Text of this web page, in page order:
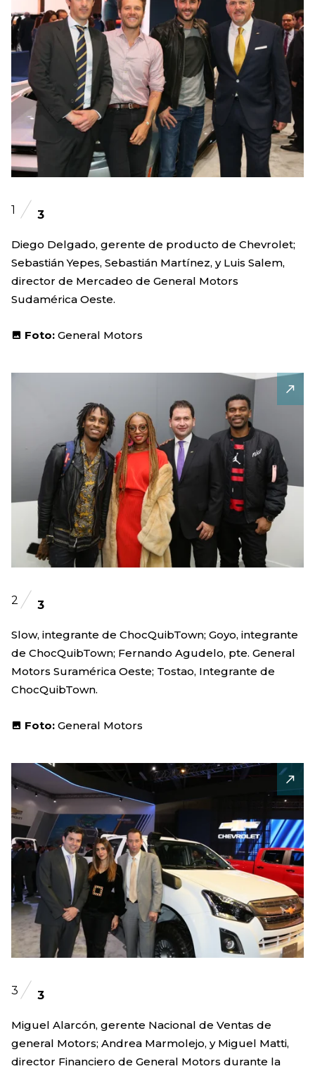
1 3
Diego Delgado, gerente de producto de Chevrolet;
Sebastián Yepes, Sebastián Martínez, y Luis Salem,
director de Mercadeo de General Motors
Sudamérica Oeste.
Foto: General Motors
2 3
Slow, integrante de ChocQuibTown; Goyo, integrante
de ChocQuibTown; Fernando Agudelo, pte. General
Motors Suramérica Oeste; Tostao, Integrante de
ChocQuibTown.
Foto: General Motors
3 3
Miguel Alarcón, gerente Nacional de Ventas de
general Motors; Andrea Marmolejo, y Miguel Matti,
director Financiero de General Motors durante la